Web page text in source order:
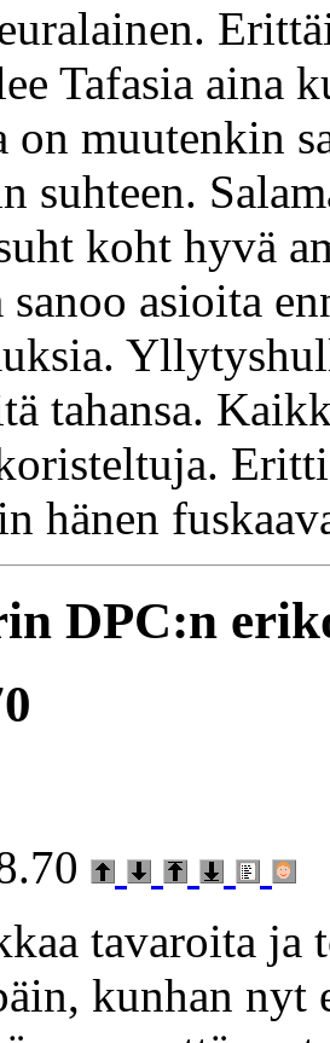
Tafasia aina
on muutenkin
suhteen.
koht hyvä
sanoo asioita
tahansa.
hänen
DPC:n
tavaroita ja
kunhan